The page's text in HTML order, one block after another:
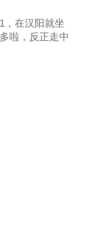
，在汉阳就坐
啦，反正走中